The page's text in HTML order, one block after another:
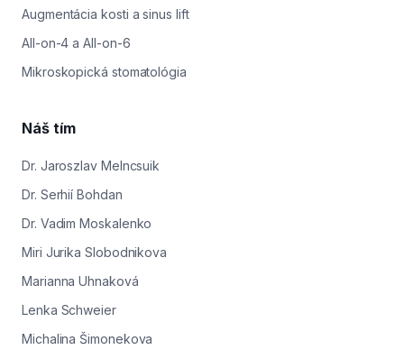
Augmentácia kosti a sinus lift
All-on-4 a All-on-6
Mikroskopická stomatológia
Náš tím
Dr. Jaroszlav Melncsuik
Dr. Serhií Bohdan
Dr. Vadim Moskalenko
Miri Jurika Slobodnikova
Marianna Uhnaková
Lenka Schweier
Michalina Šimonekova